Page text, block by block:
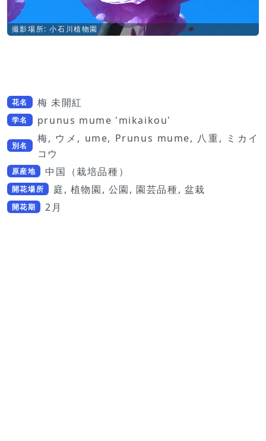
撮影場所: 小石川植物園
花名 梅 未開紅
学名 prunus mume 'mikaikou'
別名
梅, ウメ, ume, Prunus mume, 八重, ミカイ
コウ
原産地 中国（栽培品種）
開花場所 庭, 植物園, 公園, 園芸品種, 盆栽
開花期 2月